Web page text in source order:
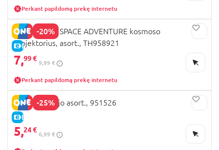
Perkant papildomą prekę internetu
-20%
E-KAINA
TRENDHAUS SPACE ADVENTURE kosmoso
projektorius, asort., TH958921
7,99 €
9,99 €
Perkant papildomą prekę internetu
-25%
E-KAINA
Šviečiantis jojo asort., 951526
5,24 €
6,99 €